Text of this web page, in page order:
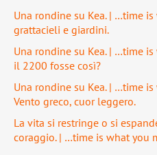
Una rondine su Kea. | …time
grattacieli e giardini.
Una rondine su Kea. | …time
il 2200 fosse così?
Una rondine su Kea. | …time
Vento greco, cuor leggero.
La vita si restringe o si
coraggio. | …time is what you